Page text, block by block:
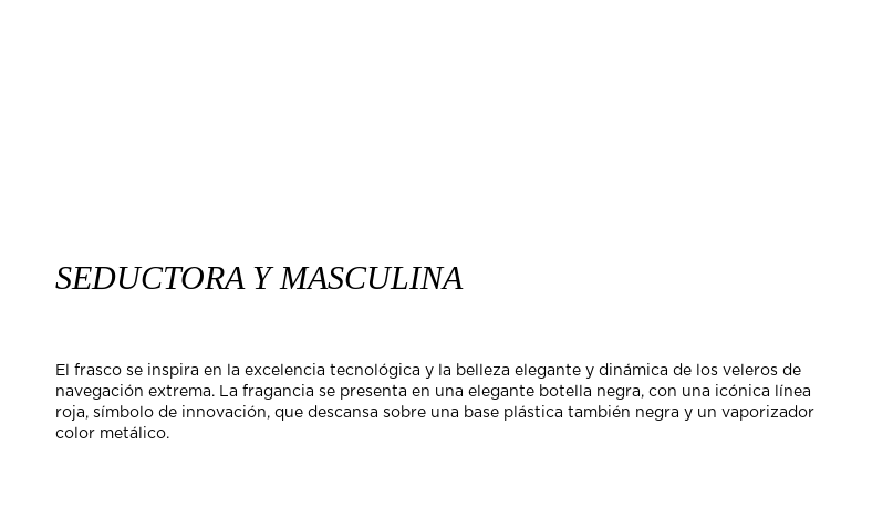
SEDUCTORA Y MASCULINA
El frasco se inspira en la excelencia tecnológica y la belleza elegante y dinámica de los veleros de
navegación extrema. La fragancia se presenta en una elegante botella negra, con una icónica línea
roja, símbolo de innovación, que descansa sobre una base plástica también negra y un vaporizador
color metálico.